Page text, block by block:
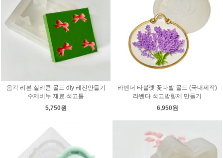
음각 리본 실리콘 몰드 diy 레진만들기
수제비누 재료 석고틀
5,750원
라벤더 타블렛 꽃다발 몰드 (국내제작)
라벤다 석고방향제 만들기
6,950원